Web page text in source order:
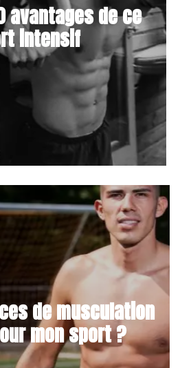
avantages de ce
intensif
de musculation
mon sport ?